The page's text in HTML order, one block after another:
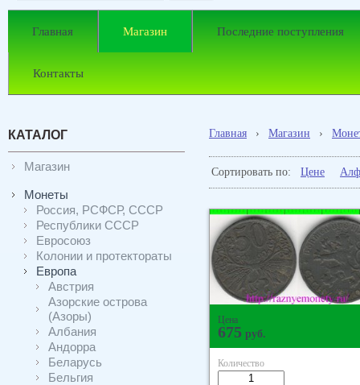
Главная Магазин Последние поступления
Контакты
КАТАЛОГ
Магазин
Монеты
Россия, РСФСР, СССР
Республики СССР
Евросоюз
Колонии и протектораты
Европа
Австрия
Азорские острова
(Азоры)
Албания
Андорра
Беларусь
Бельгия
Главная › Магазин ›
Сортировать по: Цене
Цена
675 руб.
Количество